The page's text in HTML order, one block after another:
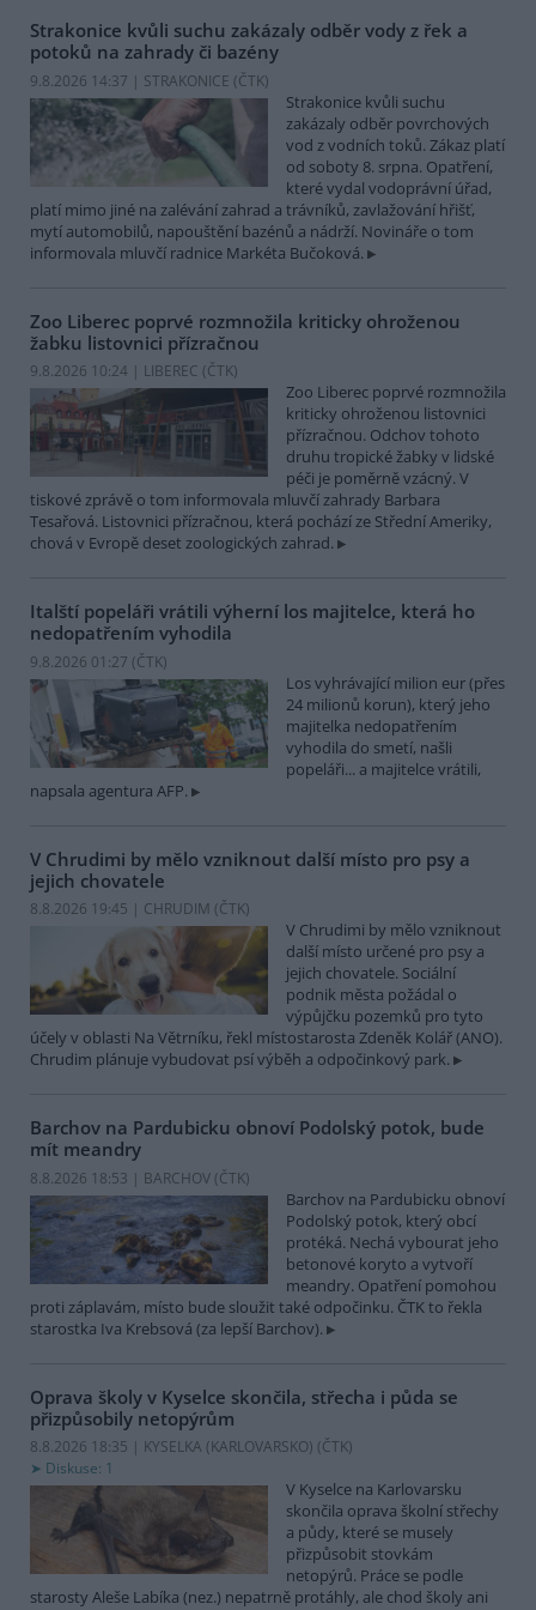
Strakonice kvůli suchu zakázaly odběr vody z řek a
potoků na zahrady či bazény
9.8.2026 14:37 | STRAKONICE (ČTK)
Strakonice kvůli suchu
zakázaly odběr povrchových
vod z vodních toků. Zákaz platí
od soboty 8. srpna. Opatření,
které vydal vodoprávní úřad,
platí mimo jiné na zalévání zahrad a trávníků, zavlažování hřišť,
mytí automobilů, napouštění bazénů a nádrží. Novináře o tom
informovala mluvčí radnice Markéta Bučoková.
Zoo Liberec poprvé rozmnožila kriticky ohroženou
žabku listovnici přízračnou
9.8.2026 10:24 | LIBEREC (ČTK)
Zoo Liberec poprvé rozmnožila
kriticky ohroženou listovnici
přízračnou. Odchov tohoto
druhu tropické žabky v lidské
péči je poměrně vzácný. V
tiskové zprávě o tom informovala mluvčí zahrady Barbara
Tesařová. Listovnici přízračnou, která pochází ze Střední Ameriky,
chová v Evropě deset zoologických zahrad.
Italští popeláři vrátili výherní los majitelce, která ho
nedopatřením vyhodila
9.8.2026 01:27 (ČTK)
Los vyhrávající milion eur (přes
24 milionů korun), který jeho
majitelka nedopatřením
vyhodila do smetí, našli
popeláři... a majitelce vrátili,
napsala agentura AFP.
V Chrudimi by mělo vzniknout další místo pro psy a
jejich chovatele
8.8.2026 19:45 | CHRUDIM (ČTK)
V Chrudimi by mělo vzniknout
další místo určené pro psy a
jejich chovatele. Sociální
podnik města požádal o
výpůjčku pozemků pro tyto
účely v oblasti Na Větrníku, řekl místostarosta Zdeněk Kolář (ANO).
Chrudim plánuje vybudovat psí výběh a odpočinkový park.
Barchov na Pardubicku obnoví Podolský potok, bude
mít meandry
8.8.2026 18:53 | BARCHOV (ČTK)
Barchov na Pardubicku obnoví
Podolský potok, který obcí
protéká. Nechá vybourat jeho
betonové koryto a vytvoří
meandry. Opatření pomohou
proti záplavám, místo bude sloužit také odpočinku. ČTK to řekla
starostka Iva Krebsová (za lepší Barchov).
Oprava školy v Kyselce skončila, střecha i půda se
přizpůsobily netopýrům
8.8.2026 18:35 | KYSELKA (KARLOVARSKO) (ČTK)
Diskuse: 1
V Kyselce na Karlovarsku
skončila oprava školní střechy
a půdy, které se musely
přizpůsobit stovkám
netopýrů. Práce se podle
starosty Aleše Labíka (nez.) nepatrně protáhly, ale chod školy ani